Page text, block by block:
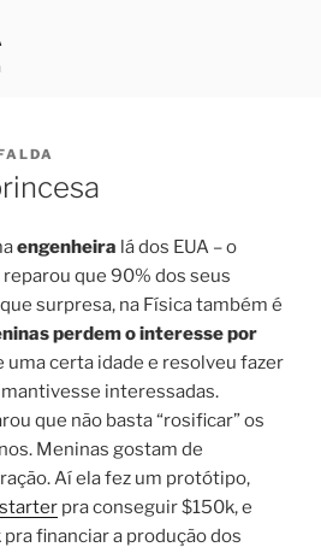
engenheira lá dos EUA – o
que 90% dos seus
surpresa, na Física também é
perdem o interesse por
uma certa idade e resolveu fazer
interessadas.
que não basta “rosificar” os
Meninas gostam de
Aí ela fez um protótipo,
pra conseguir $150k, e
financiar a produção dos